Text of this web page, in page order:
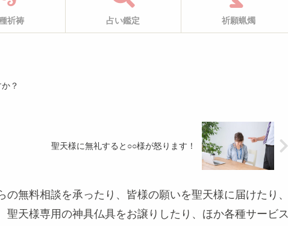
祈祷 占い鑑定 祈願蝋燭
？
聖天様に無礼すると○○様が怒ります！
無料相談を承ったり、皆様の願いを聖天様に届けたり、
聖天様専用の神具仏具をお譲りしたり、ほか各種サービス